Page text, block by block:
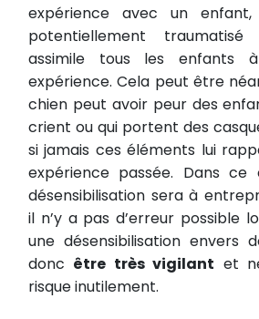
expérience avec un
potentiellement
assimile tous les enfants
expérience. Cela peut être
chien peut avoir peur des
crient ou qui portent des
si jamais ces éléments lui
expérience passée. Dans
désensibilisation sera à
il n’y a pas d’erreur possible
une désensibilisation envers
donc être très vigilant et
risque inutilement.